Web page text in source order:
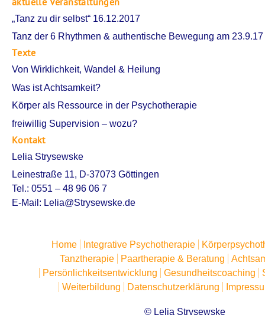
aktuelle Veranstaltungen
„Tanz zu dir selbst“ 16.12.2017
Tanz der 6 Rhythmen & authentische Bewegung am 23.9.17
Texte
Von Wirklichkeit, Wandel & Heilung
Was ist Achtsamkeit?
Körper als Ressource in der Psychotherapie
freiwillig Supervision – wozu?
Kontakt
Lelia Strysewske
Leinestraße 11, D-37073 Göttingen
Tel.: 0551 – 48 96 06 7
E-Mail: Lelia@Strysewske.de
Home Integrative Psychotherapie
Tanztherapie
Paartherapie & Beratung
Persönlichkeitsentwicklung
Gesundheitscoaching
Weiterbildung
Datenschutzerklärung
© Lelia Strysewske